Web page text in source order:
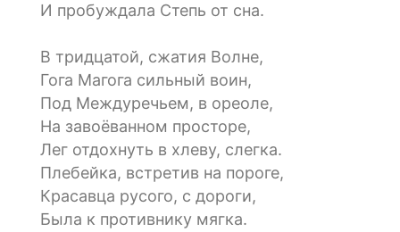
И пробуждала Степь от сна.
В тридцатой, сжатия Волне,
Гога Магога сильный воин,
Под Междуречьем, в ореоле,
На завоёванном просторе,
Лег отдохнуть в хлеву, слегка.
Плебейка, встретив на пороге,
Красавца русого, с дороги,
Была к противнику мягка.